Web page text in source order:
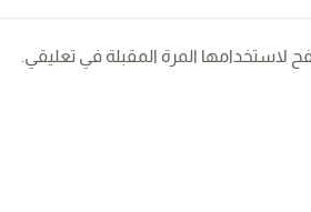
لاستخدامها المرة المقبلة في تعليقي.